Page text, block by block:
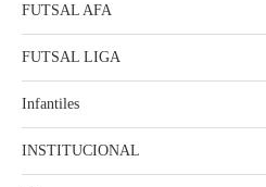
FUTSAL AFA
FUTSAL LIGA
Infantiles
INSTITUCIONAL